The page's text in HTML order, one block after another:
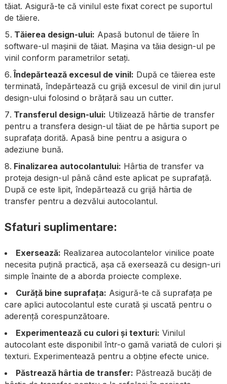
tăiat. Asigură-te că vinilul este fixat corect pe suportul
de tăiere.
Tăierea design-ului: Apasă butonul de tăiere în
software-ul mașinii de tăiat. Mașina va tăia design-ul pe
vinil conform parametrilor setați.
Îndepărtează excesul de vinil: După ce tăierea este
terminată, îndepărtează cu grijă excesul de vinil din jurul
design-ului folosind o brățară sau un cutter.
Transferul design-ului: Utilizează hârtie de transfer
pentru a transfera design-ul tăiat de pe hârtia suport pe
suprafața dorită. Apasă bine pentru a asigura o
adeziune bună.
Finalizarea autocolantului: Hârtia de transfer va
proteja design-ul până când este aplicat pe suprafață.
După ce este lipit, îndepărtează cu grijă hârtia de
transfer pentru a dezvălui autocolantul.
Sfaturi suplimentare:
Exersează: Realizarea autocolantelor vinilice poate
necesita puțină practică, așa că exersează cu design-uri
simple înainte de a aborda proiecte complexe.
Curăță bine suprafața: Asigură-te că suprafața pe
care aplici autocolantul este curată și uscată pentru o
aderență corespunzătoare.
Experimentează cu culori și texturi: Vinilul
autocolant este disponibil într-o gamă variată de culori și
texturi. Experimentează pentru a obține efecte unice.
Păstrează hârtia de transfer: Păstrează bucăți de